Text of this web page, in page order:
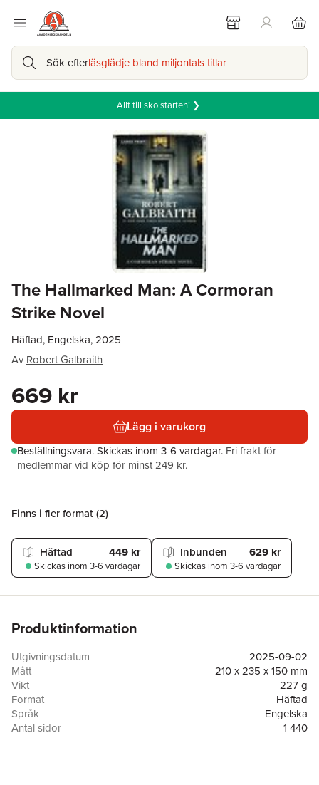
Sök efterläsglädje bland miljontals titlar
Allt till skolstarten! ❯
The Hallmarked Man: A Cormoran
Strike Novel
Häftad, Engelska, 2025
Av Robert Galbraith
669 kr
Lägg i varukorg
Beställningsvara.Skickas inom 3-6 vardagar. Fri frakt för
medlemmar vid köp för minst 249 kr.
Finns i fler format (2)
Häftad 449 kr
Skickas inom 3-6 vardagar
Inbunden 629 kr
Skickas inom 3-6 vardagar
Produktinformation
Utgivningsdatum
2025-09-02
Mått
210 x 235 x 150 mm
Vikt
227 g
Format
Häftad
Språk
Engelska
Antal sidor
1 440